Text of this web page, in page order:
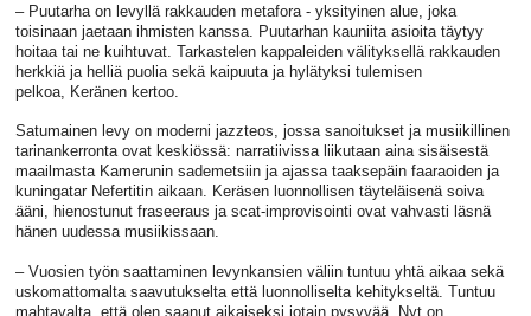
– Puutarha on levyllä rakkauden metafora - yksityinen alue, joka
toisinaan jaetaan ihmisten kanssa. Puutarhan kauniita asioita täytyy
hoitaa tai ne kuihtuvat. Tarkastelen kappaleiden välityksellä rakkauden
herkkiä ja helliä puolia sekä kaipuuta ja hylätyksi tulemisen
pelkoa, Keränen kertoo.
Satumainen levy on moderni jazzteos, jossa sanoitukset ja musiikillinen
tarinankerronta ovat keskiössä: narratiivissa liikutaan aina sisäisestä
maailmasta Kamerunin sademetsiin ja ajassa taaksepäin faaraoiden ja
kuningatar Nefertitin aikaan. Keräsen luonnollisen täyteläisenä soiva
ääni, hienostunut fraseeraus ja scat-improvisointi ovat vahvasti läsnä
hänen uudessa musiikissaan.
– Vuosien työn saattaminen levynkansien väliin tuntuu yhtä aikaa sekä
uskomattomalta saavutukselta että luonnolliselta kehitykseltä. Tuntuu
mahtavalta, että olen saanut aikaiseksi jotain pysyvää. Nyt on